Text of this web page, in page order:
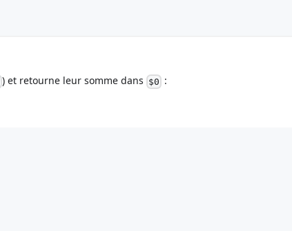
) et retourne leur somme dans $0 :